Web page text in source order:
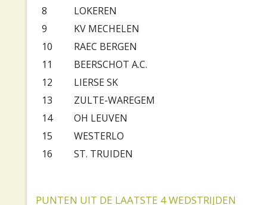
8
LOKEREN
9
KV MECHELEN
10
RAEC BERGEN
11
BEERSCHOT A.C.
12
LIERSE SK
13
ZULTE-WAREGEM
14
OH LEUVEN
15
WESTERLO
16
ST. TRUIDEN
PUNTEN UIT DE LAATSTE 4 WEDSTRIJDEN